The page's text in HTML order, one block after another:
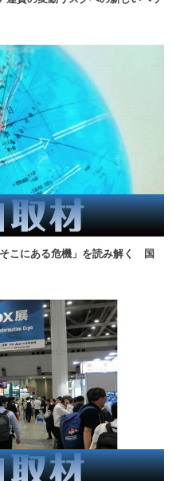
そこにある危機」を読み解く 国